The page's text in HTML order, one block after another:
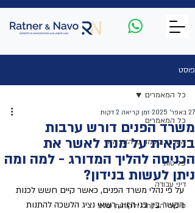
פוסט
כל המאמרים
הסדרת מעמד בן הזוג הזר
פליטות
דיני עבודה
סיפורי הצלחה ולקוחות שלנו
כל המאמרים
משרד הפנים דורש ערבות
בנקאית על מנת לאשר את
הכניסה להליך המדורג - למה ומה
ניתן לעשות בנידון?
27 באפר׳ 2025 זמן קריאה 2 דקות
על פי נהלי משרד הפנים, כאשר קיים חשש לכנות
הקשר בין בני הזוג, רשאי נציג הלשכה להתנות